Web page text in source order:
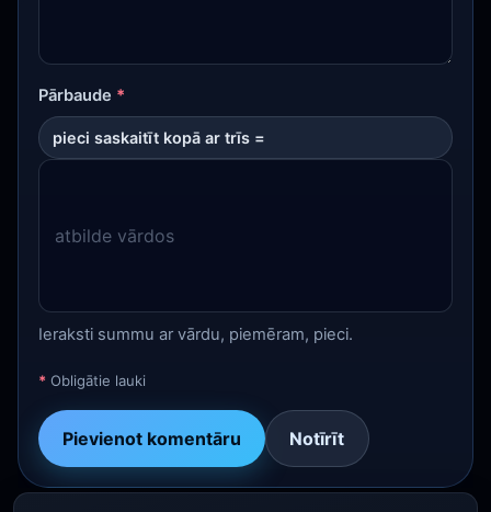
Pārbaude *
pieci saskaitīt kopā ar trīs =
Ieraksti summu ar vārdu, piemēram, pieci.
* Obligātie lauki
Pievienot komentāru Notīrīt